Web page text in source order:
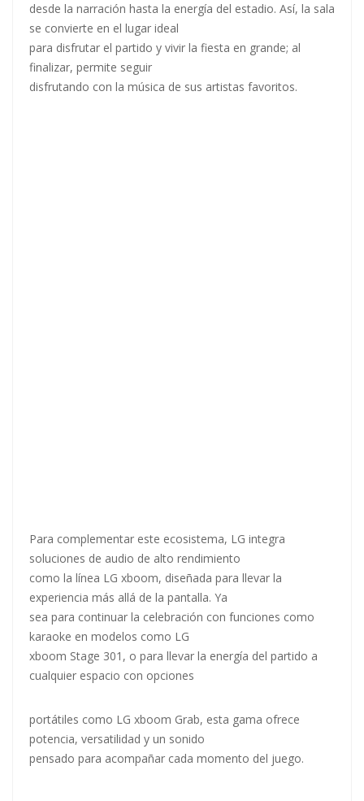
desde la narración hasta la energía del estadio. Así, la sala
se convierte en el lugar ideal
para disfrutar el partido y vivir la fiesta en grande; al
finalizar, permite seguir
disfrutando con la música de sus artistas favoritos.
Para complementar este ecosistema, LG integra
soluciones de audio de alto rendimiento
como la línea LG xboom, diseñada para llevar la
experiencia más allá de la pantalla. Ya
sea para continuar la celebración con funciones como
karaoke en modelos como LG
xboom Stage 301, o para llevar la energía del partido a
cualquier espacio con opciones
portátiles como LG xboom Grab, esta gama ofrece
potencia, versatilidad y un sonido
pensado para acompañar cada momento del juego.